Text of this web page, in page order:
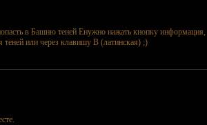
в Башню теней Енужно нажать кнопку информация,
или через клавишу B (латинская) ;)